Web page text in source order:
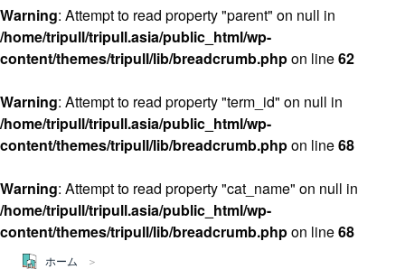
Theme
テーマから探す
TRIPULLブログ
About
私たちについて
Warning: Attempt to read property "parent" on null in
/home/tripull/tripull.asia/public_html/wp-
content/themes/tripull/lib/breadcrumb.phpon line62
Warning: Attempt to read property "term_id" on null in
/home/tripull/tripull.asia/public_html/wp-
content/themes/tripull/lib/breadcrumb.phpon line68
Warning: Attempt to read property "cat_name" on null in
/home/tripull/tripull.asia/public_html/wp-
content/themes/tripull/lib/breadcrumb.phpon line68
ホーム